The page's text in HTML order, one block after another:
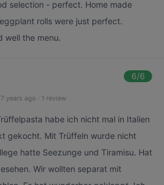
selection - perfect. Home made
rolls were just perfect.
well the menu.
6/6
7 years ago · 1 review
habe ich nicht mal in Italien
gekocht. Mit Trüffeln wurde nicht
hatte Seezunge und Tiramisu. Hat
Wir wollten separat mit